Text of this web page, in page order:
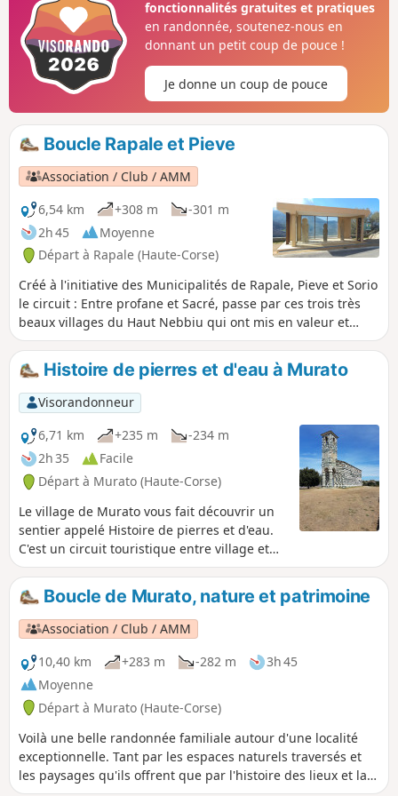
15/07 au 31/10/2026 cf informations
pratiques
fonctionnalités gratuites et pratiques
en randonnée, soutenez-nous en
donnant un petit coup de pouce !
Je donne un coup de pouce
Boucle Rapale et Pieve
Association / Club / AMM
6,54 km
+308 m
-301 m
2h 45
Moyenne
Départ à Rapale (Haute-Corse)
Créé à l'initiative des Municipalités de Rapale, Pieve et Sorio
le circuit : Entre profane et Sacré, passe par ces trois très
beaux villages du Haut Nebbiu qui ont mis en valeur et
conservé un patrimoine à découvrir absolument.Sentiers
communaux, chemins muletiers, chapelles Romanes,
statues-menhirs, église à clocher déporté avec en prime un
parcours à travers châtaigneraies et chênaies permettant
de randonner en toutes saisons.Le présent descriptif n'est
pas un copié-collé du parcours labellisé mais une variante
scindée en deux boucles qui en reprend les tracés. L'idée
étant de rendre plus accessible le parcours en limitant la
distance et la durée, donnant ainsi plus de temps pour la
découverte du patrimoine. Il s'agit donc de la première
boucle. Parcours formellement déconseillé du 15/07 au
31/10/2026 cf informations pratiques
Histoire de pierres et d'eau à Murato
Visorandonneur
6,71 km
+235 m
-234 m
2h 35
Facile
Départ à Murato (Haute-Corse)
Le village de Murato vous fait découvrir un
sentier appelé Histoire de pierres et d'eau.
C'est un circuit touristique entre village et
nature ou l'on découvre Murato Supranu
(partie supérieur du village) et Murato
Sottanu. On traverse des ruelles, des vieilles
maisons, des églises, des chapelles, des
fontaines, des pagliaghji (paillers), lavoirs et
fours à pain. Ce parcours n'a pas vocation de
grande rando, mais à le mérite de faire
découvrir le passé, et de pouvoir être
parcouru en famille.
Boucle de Murato, nature et patrimoine
Association / Club / AMM
10,40 km
+283 m -282 m
3h 45
Moyenne
Départ à Murato (Haute-Corse)
Voilà une belle randonnée familiale autour d'une localité
exceptionnelle. Tant par les espaces naturels traversés et
les paysages qu'ils offrent que par l'histoire des lieux et la